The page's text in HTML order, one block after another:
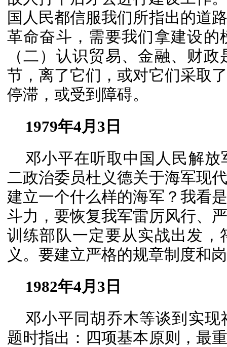
国人民都信服我们所指出的道
革命奋斗，需要我们拿建设
（二）认识贸易、金融、财
节，离了它们，或对它们采取
停滞，或受到障碍。
1979年4月3日
邓小平在听取中国人民解
二政治委员杜义德关于海军现
建立一个什么样的海军？我看
斗力，要恢复我军雷厉风行、
训练部队一定要从实战出发
义。要建立严格的规章制度和
1982年4月3日
邓小平同胡乔木等谈到实
题时指出：四项基本原则，最